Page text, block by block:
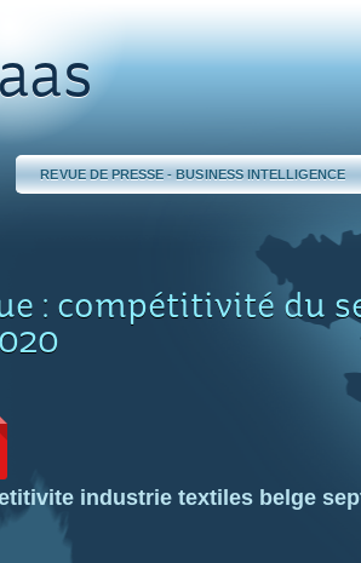
REVUE DE PRESSE - BUSINESS INTELLIGENCE
: compétitivité du
industrie textiles belge